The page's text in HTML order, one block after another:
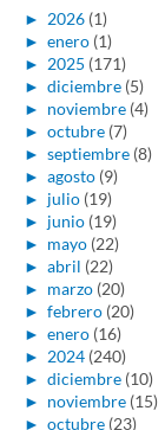
► 2026 (1)
► enero (1)
► 2025 (171)
► diciembre (5)
► noviembre (4)
► octubre (7)
► septiembre (8)
► agosto (9)
► julio (19)
► junio (19)
► mayo (22)
► abril (22)
► marzo (20)
► febrero (20)
► enero (16)
► 2024 (240)
► diciembre (10)
► noviembre (15)
► octubre (23)